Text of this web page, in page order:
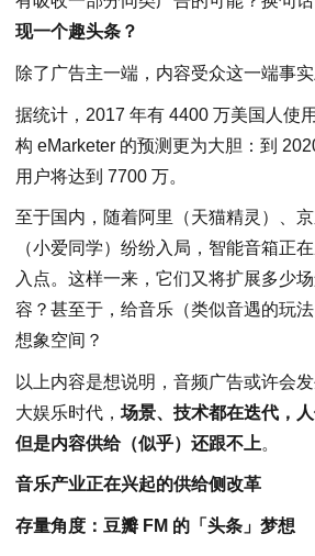
现一个趣头条？
除了广告主一端，内容受众这一端事
据统计，2017 年有 4400 万美国人使
构 eMarketer 的预测更为大胆：到
用户将达到 7700 万。
至于国内，随着阿里（天猫精灵）、
（小爱同学）纷纷入局，智能音箱正
入点。这样一来，它们又将扩展多少
容？甚至于，给音乐（类似音遇的玩
想象空间？
以上内容是想说明，音频广告或许会
大娱乐时代， 场景、技术都在迭代，
但是内容供给（似乎）还跟不上。
音乐产业正在兴起的供给侧改革
存量角度：豆瓣 FM 的「头条」梦想